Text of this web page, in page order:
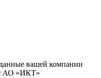
вашей компании
АО «ИКТ»